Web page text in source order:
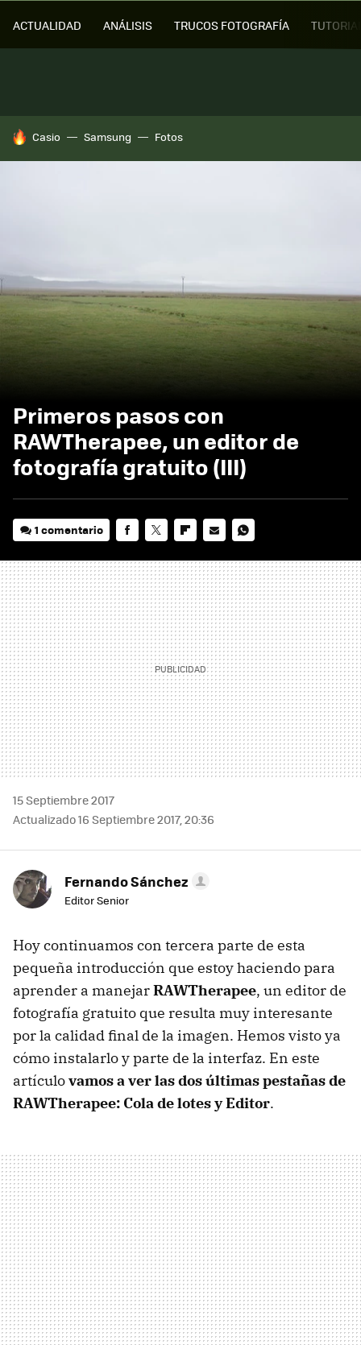
ACTUALIDAD ANÁLISIS TRUCOS FOTOGRAFÍA
HOY SE HABLA DE
Casio Samsung Fotos
Primeros pasos con
RAWTherapee, un editor de
fotografía gratuito (III)
1 comentario
MAIL
15 Septiembre 2017
Actualizado 16 Septiembre 2017, 20:36
Fernando Sánchez
Editor Senior
Hoy continuamos con tercera parte de esta
pequeña introducción que estoy haciendo para
aprender a manejarRAWTherapee, un editor de
fotografía gratuito que resulta muy interesante
por la calidad final de la imagen. Hemos visto ya
cómo instalarlo y parte de la interfaz. En este
artículovamos a ver las dos últimas pestañas de
RAWTherapee: Cola de lotes y Editor.